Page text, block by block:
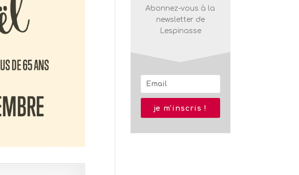
Abonnez-vous à la
newsletter de
Lespinasse
je m'inscris !